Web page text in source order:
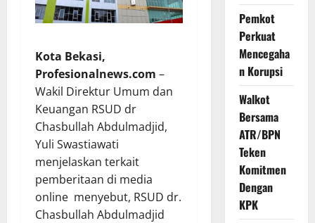
Kota Bekasi,
Profesionalnews.com –
Wakil Direktur Umum dan
Keuangan RSUD dr
Chasbullah Abdulmadjid,
Yuli Swastiawati
menjelaskan terkait
pemberitaan di media
online menyebut, RSUD dr.
Chasbullah Abdulmadjid
Pemkot
Perkuat
Mencegaha
n Korupsi
Walkot
Bersama
ATR/BPN
Teken
Komitmen
Dengan
KPK